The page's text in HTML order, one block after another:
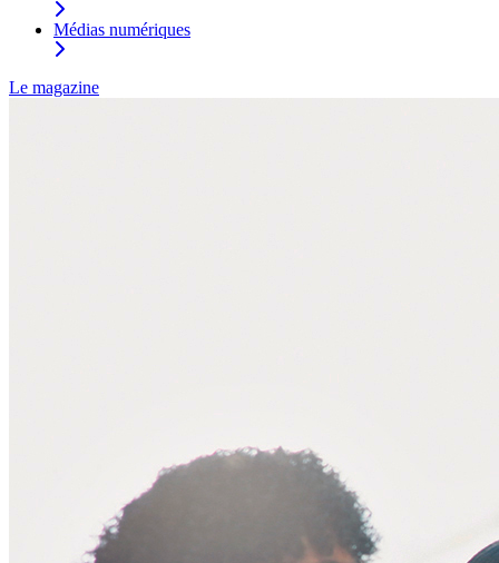
Médias numériques
Le magazine